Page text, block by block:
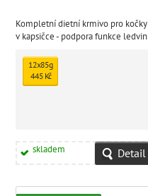
Kompletní dietní krmivo pro kočky
v kapsičce - podpora funkce ledvin
nedostatečnosti. Fillety Lososa ve
šťávě s Taurinem.
12x85g
445 Kč
skladem Detail